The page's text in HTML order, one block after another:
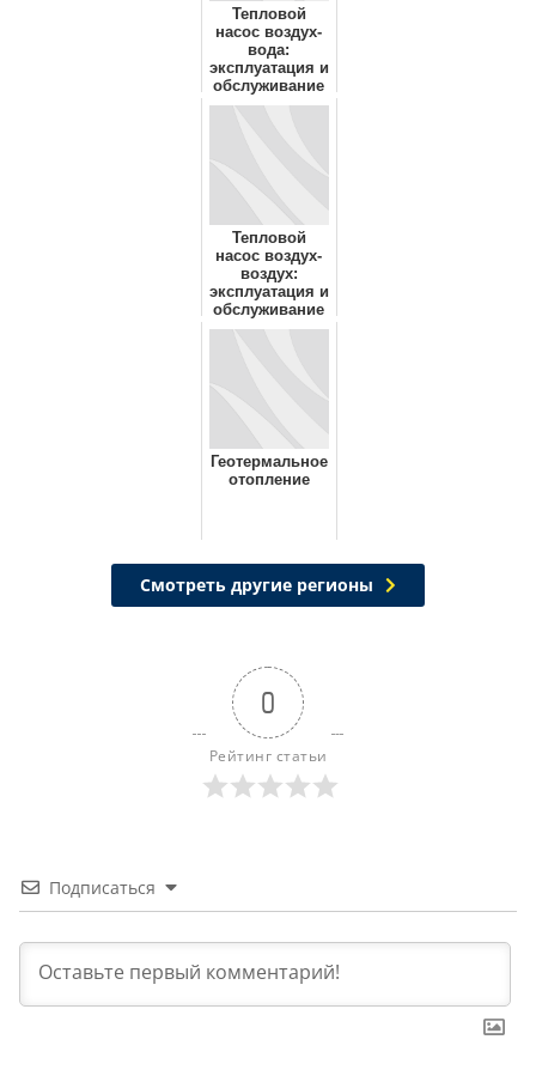
Тепловой
насос воздух-
вода:
эксплуатация и
обслуживание
Тепловой
насос воздух-
воздух:
эксплуатация и
обслуживание
Геотермальное
отопление
Смотреть другие регионы
0
Рейтинг статьи
Подписаться